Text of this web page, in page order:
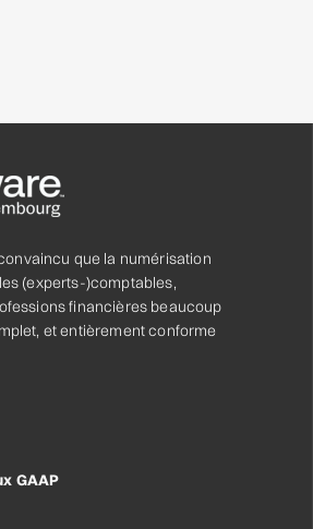
que la numérisation
(experts-)comptables,
financières beaucoup
et entièrement conforme
GAAP